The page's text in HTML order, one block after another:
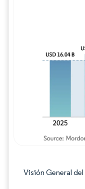
Visión General